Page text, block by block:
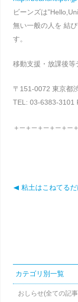
ビーンズは
無い一般の人を 結
す。
移動支援・放課後等
〒151-0072 東京都
TEL: 03-6383-3101
＋─＋─＋─＋─＋─
投稿ナビゲー
粘土はこねてる
カテゴリ別一覧
おしらせ(全ての記